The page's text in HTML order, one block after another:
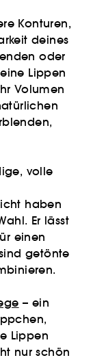
Konturen,
deines
oder
Lippen
Volumen
volle
haben
Er lässt
einen
getönte
– ein
Lippen
nur schön